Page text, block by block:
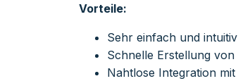
Vorteile:
Sehr einfach und
Schnelle Erstellung
Nahtlose Integration